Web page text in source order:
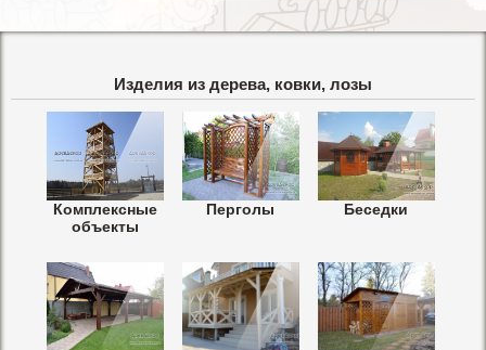
Изделия из дерева, ковки, лозы
Комплексные
объекты
Перголы Беседки